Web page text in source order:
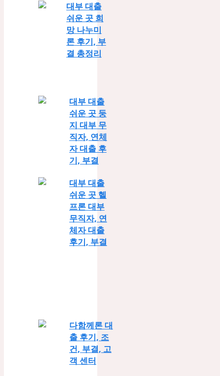
대부 대출
쉬운 곳 희
망 나누미
론 후기, 부
결 총정리
대부 대출
쉬운 곳 둥
지 대부 무
직자, 연체
자 대출 후
기, 부결
대부 대출
쉬운 곳 헬
프론 대부
무직자, 연
체자 대출
후기, 부결
다함께론 대
출 후기, 조
건, 부결, 고
객 센터